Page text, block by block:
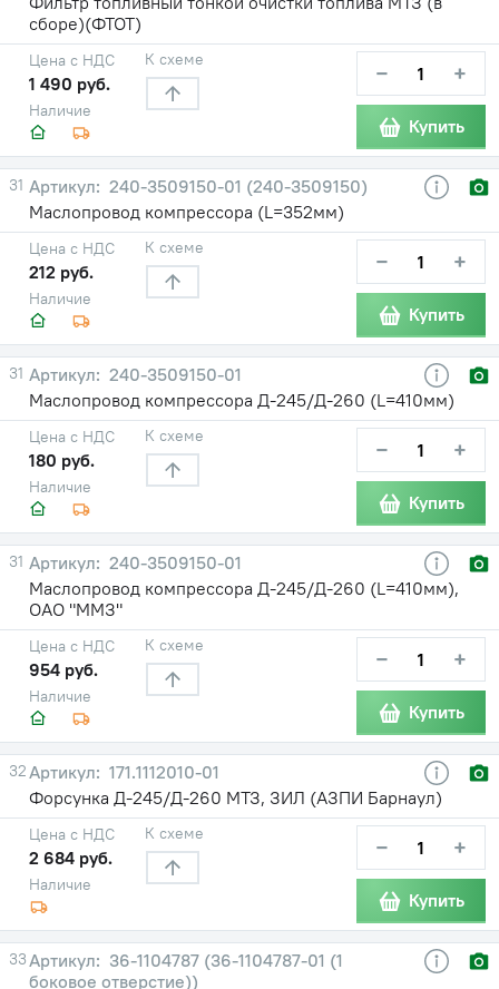
сборе)(ФТОТ)
Наличие
Цена с НДС
1 490 руб.
К схеме − +
Купить
31
240-3509150-01 (240-3509150)
Маслопровод компрессора (L=352мм)
Наличие
Цена с НДС
212 руб.
К схеме − +
Купить
31
240-3509150-01
Маслопровод компрессора Д-245/Д-260 (L=410мм)
Наличие
Цена с НДС
180 руб.
К схеме − +
Купить
31
240-3509150-01
Маслопровод компрессора Д-245/Д-260 (L=410мм),
ОАО "ММЗ"
Наличие
Цена с НДС
954 руб.
К схеме − +
Купить
32
171.1112010-01
Форсунка Д-245/Д-260 МТЗ, ЗИЛ (АЗПИ Барнаул)
Наличие
Цена с НДС
2 684 руб.
К схеме − +
Купить
33
36-1104787 (36-1104787-01 (1
боковое отверстие))